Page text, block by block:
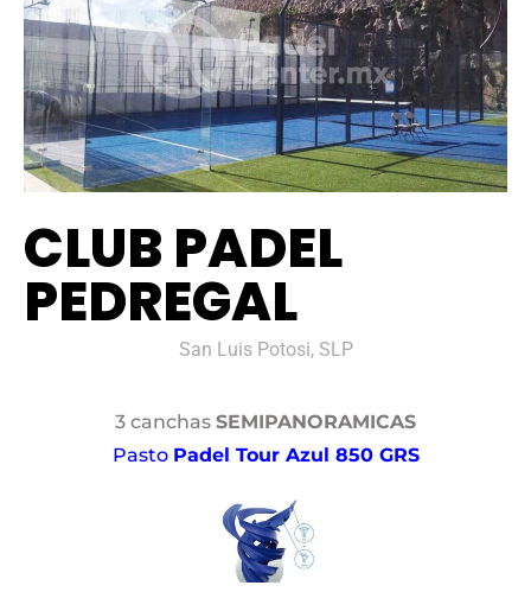
CLUB PADEL
PEDREGAL
San Luis Potosi, SLP
3 canchas SEMIPANORAMICAS
Pasto Padel Tour Azul 850 GRS